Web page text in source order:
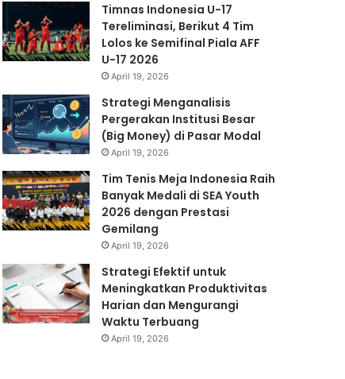
Timnas Indonesia U-17
Tereliminasi, Berikut 4 Tim
Lolos ke Semifinal Piala AFF
U-17 2026
April 19, 2026
Strategi Menganalisis
Pergerakan Institusi Besar
(Big Money) di Pasar Modal
April 19, 2026
Tim Tenis Meja Indonesia Raih
Banyak Medali di SEA Youth
2026 dengan Prestasi
Gemilang
April 19, 2026
Strategi Efektif untuk
Meningkatkan Produktivitas
Harian dan Mengurangi
Waktu Terbuang
April 19, 2026